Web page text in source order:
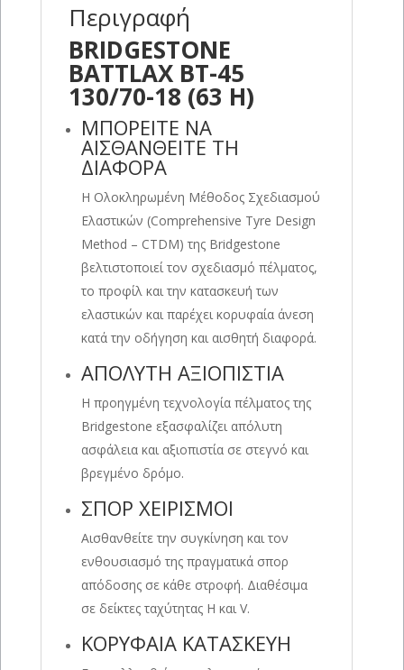
Περιγραφή
BRIDGESTONE
BATTLAX BT-45
130/70-18 (63 H)
ΜΠΟΡΕΙΤΕ ΝΑ
ΑΙΣΘΑΝΘΕΙΤΕ ΤΗ
ΔΙΑΦΟΡΑ
Η Ολοκληρωμένη Μέθοδος Σχεδιασμού
Ελαστικών (Comprehensive Tyre Design
Method – CTDM) της Bridgestone
βελτιστοποιεί τον σχεδιασμό πέλματος,
το προφίλ και την κατασκευή των
ελαστικών και παρέχει κορυφαία άνεση
κατά την οδήγηση και αισθητή διαφορά.
ΑΠΟΛΥΤΗ ΑΞΙΟΠΙΣΤΙΑ
Η προηγμένη τεχνολογία πέλματος της
Bridgestone εξασφαλίζει απόλυτη
ασφάλεια και αξιοπιστία σε στεγνό και
βρεγμένο δρόμο.
ΣΠΟΡ ΧΕΙΡΙΣΜΟΙ
Αισθανθείτε την συγκίνηση και τον
ενθουσιασμό της πραγματικά σπορ
απόδοσης σε κάθε στροφή. Διαθέσιμα
σε δείκτες ταχύτητας H και V.
ΚΟΡΥΦΑΙΑ ΚΑΤΑΣΚΕΥΗ